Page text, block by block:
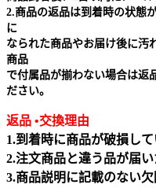
2.商品の返品は到着時の状態
に
なられた商品やお届け後に汚
商品
で付属品が揃わない場合は返
ださい。
返品 •交換理由
1.到着時に商品が破損して
2.注文商品と違う品が届い
3.商品説明に記載のない